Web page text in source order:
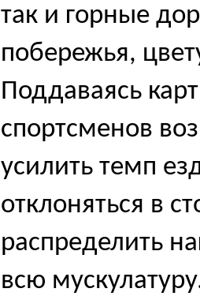
так и горные
побережья,
Поддаваясь
спортсменов
усилить темп
отклоняться в
распределить
всю